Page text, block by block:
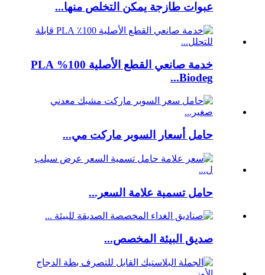
عبوات طازجة يمكن التخلص منها...
خدمة صانعي القطع الأصلية 100% PLA
Biodeg...
حامل أسعار السوبر ماركت مي...
حامل تسمية علامة السعر...
صديق البيئة المخصص...